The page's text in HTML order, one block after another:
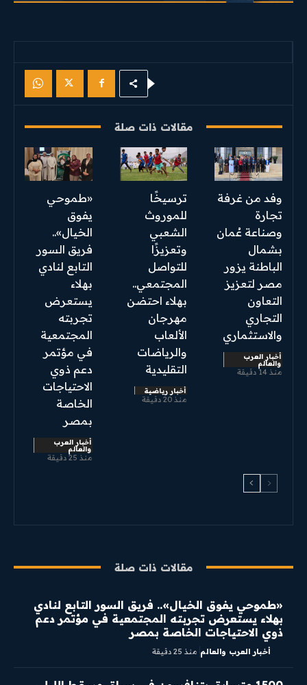
مقالات ذات صلة
وفد من غرفة
تجارة
وصناعة عُمان
بشمال
الباطنة يزور
مصر لتعزيز
التعاون
التجاري
والاستثماري
أخبار العرب
والعالم
منذ 14 دقيقة
ترسيخًا
للموروث
الشعبي
وتعزيزًا
للتواصل
المجتمعي..
بهلاء احتضن
مهرجان
الألعاب
والرياضات
التقليدية
أخبار رياضية
منذ 20 دقيقة
«طموحي
يفوق
الخيال»..
فريق السور
التابع لنادي
بهلاء
يستعرض
تجربته
المجتمعية
في مؤتمر
دعم ذوي
الاحتياجات
الخاصة
بمصر
أخبار العرب
والعالم
منذ 25 دقيقة
مقالات ذات صلة
«طموحي يفوق الخيال».. فريق السور التابع لنادي
بهلاء يستعرض تجربته المجتمعية في مؤتمر دعم
ذوي الاحتياجات الخاصة بمصر
أخبار العرب والعالم منذ 25 دقيقة